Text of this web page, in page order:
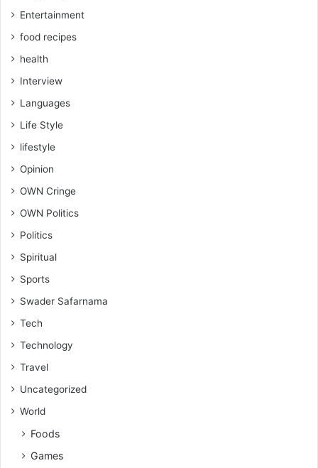
Entertainment
food recipes
health
Interview
Languages
Life Style
lifestyle
Opinion
OWN Cringe
OWN Politics
Politics
Spiritual
Sports
Swader Safarnama
Tech
Technology
Travel
Uncategorized
World
Foods
Games